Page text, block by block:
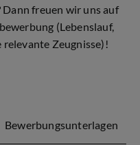
freuen wir uns auf
(Lebenslauf,
Zeugnisse)!
Bewerbungsunterlagen